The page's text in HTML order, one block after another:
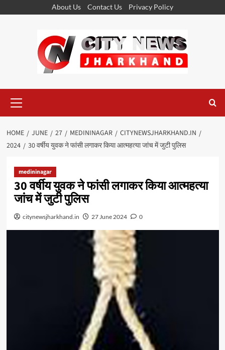
About Us Contact Us Privacy Policy
Menu
HOME JUNE 27 MEDININAGAR
CITYNEWSJHARKHAND.IN
2024
30 वर्षीय युवक ने फांसी लगाकर किया आत्महत्या जांच में जुटी पुलिस
medininagar
30 वर्षीय युवक ने फांसी लगाकर किया आत्महत्या
जांच में जुटी पुलिस
citynewsjharkhand.in 27 June 2024 0